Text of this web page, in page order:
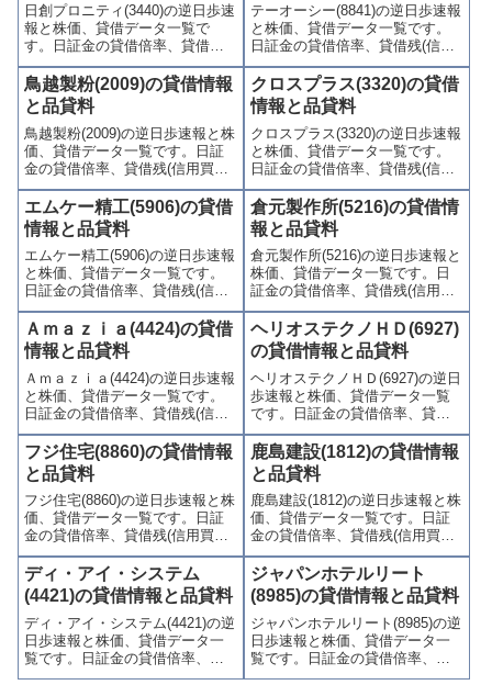
日創プロニティ(3440)の逆日歩速
報と株価、貸借データ一覧で
す。日証金の貸借倍率、貸借残
(信用買残、信用売残)、品貸料
(逆日歩)、東証の週末残高、規制
(注意喚起・申込停止)など、空売
り関連情報を集計し、図解でわ
かりやすくまとめて掲載してい
ます。
テーオーシー(8841)の逆日歩速報
と株価、貸借データ一覧です。
日証金の貸借倍率、貸借残(信用
買残、信用売残)、品貸料(逆日
歩)、東証の週末残高、規制(注意
喚起・申込停止)など、空売り関
連情報を集計し、図解でわかり
やすくまとめて掲載していま
す。
鳥越製粉(2009)の貸借情報
と品貸料
鳥越製粉(2009)の逆日歩速報と株
価、貸借データ一覧です。日証
金の貸借倍率、貸借残(信用買
残、信用売残)、品貸料(逆日
歩)、東証の週末残高、規制(注意
喚起・申込停止)など、空売り関
連情報を集計し、図解でわかり
やすくまとめて掲載していま
す。
クロスプラス(3320)の貸借
情報と品貸料
クロスプラス(3320)の逆日歩速報
と株価、貸借データ一覧です。
日証金の貸借倍率、貸借残(信用
買残、信用売残)、品貸料(逆日
歩)、東証の週末残高、規制(注意
喚起・申込停止)など、空売り関
連情報を集計し、図解でわかり
やすくまとめて掲載していま
す。
エムケー精工(5906)の貸借
情報と品貸料
エムケー精工(5906)の逆日歩速報
と株価、貸借データ一覧です。
日証金の貸借倍率、貸借残(信用
買残、信用売残)、品貸料(逆日
歩)、東証の週末残高、規制(注意
喚起・申込停止)など、空売り関
連情報を集計し、図解でわかり
やすくまとめて掲載していま
す。
倉元製作所(5216)の貸借情
報と品貸料
倉元製作所(5216)の逆日歩速報と
株価、貸借データ一覧です。日
証金の貸借倍率、貸借残(信用買
残、信用売残)、品貸料(逆日
歩)、東証の週末残高、規制(注意
喚起・申込停止)など、空売り関
連情報を集計し、図解でわかり
やすくまとめて掲載していま
す。
Ａｍａｚｉａ(4424)の貸借
情報と品貸料
Ａｍａｚｉａ(4424)の逆日歩速報
と株価、貸借データ一覧です。
日証金の貸借倍率、貸借残(信用
買残、信用売残)、品貸料(逆日
歩)、東証の週末残高、規制(注意
喚起・申込停止)など、空売り関
連情報を集計し、図解でわかり
やすくまとめて掲載していま
す。
ヘリオステクノＨＤ(6927)
の貸借情報と品貸料
ヘリオステクノＨＤ(6927)の逆日
歩速報と株価、貸借データ一覧
です。日証金の貸借倍率、貸借
残(信用買残、信用売残)、品貸料
(逆日歩)、東証の週末残高、規制
(注意喚起・申込停止)など、空売
り関連情報を集計し、図解でわ
かりやすくまとめて掲載してい
ます。
フジ住宅(8860)の貸借情報
と品貸料
フジ住宅(8860)の逆日歩速報と株
価、貸借データ一覧です。日証
金の貸借倍率、貸借残(信用買
残、信用売残)、品貸料(逆日
歩)、東証の週末残高、規制(注意
喚起・申込停止)など、空売り関
連情報を集計し、図解でわかり
やすくまとめて掲載していま
す。
鹿島建設(1812)の貸借情報
と品貸料
鹿島建設(1812)の逆日歩速報と株
価、貸借データ一覧です。日証
金の貸借倍率、貸借残(信用買
残、信用売残)、品貸料(逆日
歩)、東証の週末残高、規制(注意
喚起・申込停止)など、空売り関
連情報を集計し、図解でわかり
やすくまとめて掲載していま
す。
ディ・アイ・システム
(4421)の貸借情報と品貸料
ディ・アイ・システム(4421)の逆
日歩速報と株価、貸借データ一
覧です。日証金の貸借倍率、貸
借残(信用買残、信用売残)、品貸
ジャパンホテルリート
(8985)の貸借情報と品貸料
ジャパンホテルリート(8985)の逆
日歩速報と株価、貸借データ一
覧です。日証金の貸借倍率、貸
借残(信用買残、信用売残)、品貸